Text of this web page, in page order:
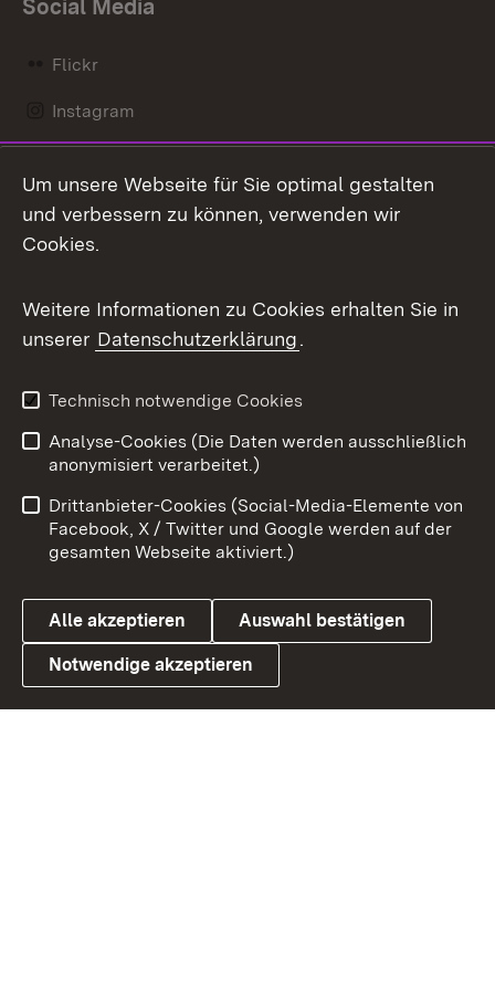
Social Media
Flickr
Instagram
Mastodon
Messenger
Social Wall
X / Twitter
Youtube
Link zum Landesportal
Benutzungshinweise
Barrierefreiheit
Datenschutz
Cookies
Um unsere Webseite für Sie optimal gestalten
und verbessern zu können, verwenden wir
Cookies.
Weitere Informationen zu Cookies erhalten Sie in
unserer Datenschutzerklärung.
Technisch notwendige Cookies
Analyse-Cookies (Die Daten werden ausschließlich
anonymisiert verarbeitet.)
Drittanbieter-Cookies (Social-Media-Elemente von
Facebook, X / Twitter und Google werden auf der
gesamten Webseite aktiviert.)
Alle akzeptieren Auswahl bestätigen
Notwendige akzeptieren